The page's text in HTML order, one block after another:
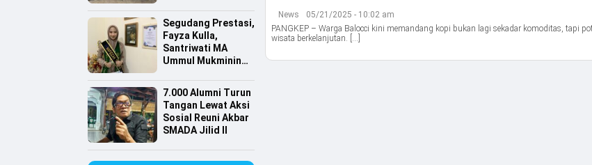
Segudang Prestasi,
Fayza Kulla,
Santriwati MA
Ummul Mukminin
Indonesia
7.000 Alumni Turun
Tangan Lewat Aksi
Sosial Reuni Akbar
SMADA Jilid II
News
05/21/2025 - 10:02 am
PANGKEP – Warga Balocci kini memandang kopi bukan lagi sekadar komoditas, tapi
wisata berkelanjutan. […]